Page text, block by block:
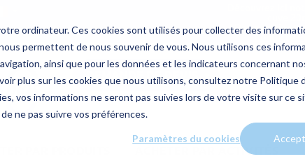
ordinateur. Ces cookies sont utilisés pour collecter des
permettent de nous souvenir de vous. Nous utilisons ces
ainsi que pour les données et les indicateurs concernant
plus sur les cookies que nous utilisons, consultez notre Politique
vos informations ne seront pas suivies lors de votre visite sur ce
ne pas suivre vos préférences.
Paramètres du cookies
4.1/5 - 70 avis
! Des questions
Contactez-
DEMANDE DE DEVIS
ACHETER PAR ACTIVITÉS